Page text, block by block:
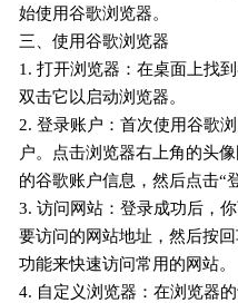
始使用谷歌浏览器。
三、使用谷歌浏览器
1. 打开浏览器：在桌面上找
双击它以启动浏览器。
2. 登录账户：首次使用谷歌
户。点击浏览器右上角的头
的谷歌账户信息，然后点击“
3. 访问网站：登录成功后，
要访问的网站地址，然后按
功能来快速访问常用的网站。
4. 自定义浏览器：在浏览器